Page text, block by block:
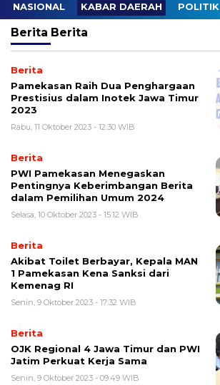
NASIONAL KABAR DAERAH POLITIK
Berita Berita
Berita
Pamekasan Raih Dua Penghargaan
Prestisius dalam Inotek Jawa Timur
2023
Rabu, 11 Oktober 2023 - 12:30 WIB
Berita
PWI Pamekasan Menegaskan
Pentingnya Keberimbangan Berita
dalam Pemilihan Umum 2024
Selasa, 10 Oktober 2023 - 15:12 WIB
Berita
Akibat Toilet Berbayar, Kepala MAN
1 Pamekasan Kena Sanksi dari
Kemenag RI
Senin, 9 Oktober 2023 - 17:32 WIB
Berita
OJK Regional 4 Jawa Timur dan PWI
Jatim Perkuat Kerja Sama
Senin, 9 Oktober 2023 - 09:49 WIB